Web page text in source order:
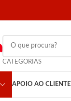
CATEGORIAS
APOIO AO CLIENTE